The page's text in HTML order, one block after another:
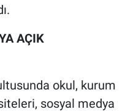
AÇIK
okul, kurum
sosyal medya